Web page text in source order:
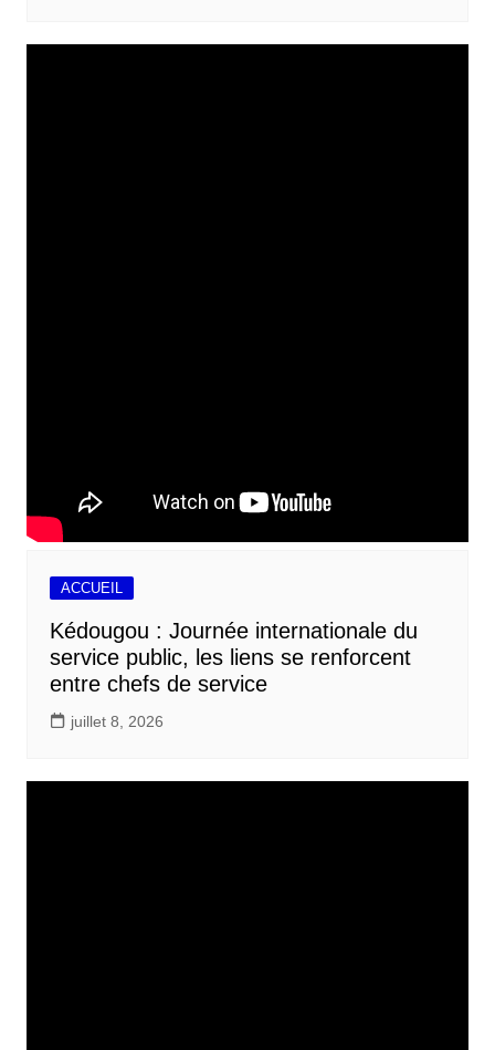
ACCUEIL
Kédougou : Journée internationale du
service public, les liens se renforcent
entre chefs de service
juillet 8, 2026